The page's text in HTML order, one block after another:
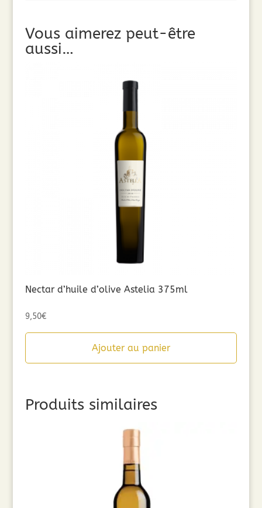
Vous aimerez peut-être
aussi…
Nectar d’huile d’olive Astelia 375ml
9,50€
Ajouter au panier
Produits similaires